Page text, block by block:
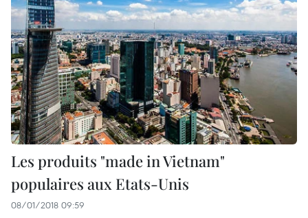
Les produits "made in Vietnam"
populaires aux Etats-Unis
08/01/2018 09:59